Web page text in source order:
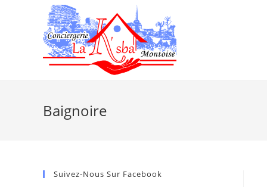
Baignoire
Suivez-Nous Sur Facebook